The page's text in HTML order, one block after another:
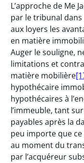
L’approche de Me
par le tribunal
aux loyers les
en matière
Auger le souligne,
limitations et
matière mobilière
hypothécaire
hypothécaires à
l’immeuble, tant
payables après la
peu importe que
au moment du
par l’acquéreur